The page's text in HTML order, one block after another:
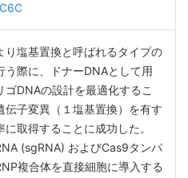
り塩基置換と呼ばれるタイプの
う際に、ドナーDNAとして用
ゴDNAの設計を最適化するこ
伝子変異（１塩基置換）を有す
取得することに成功した。
(sgRNA) およびCas9タンパ
複合体を直接細胞に導入する